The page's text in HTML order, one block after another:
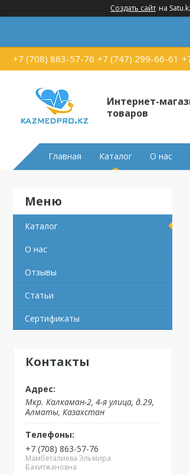
Создать сайт на
+7 (708) 863-57-76 +7 (747) 299-66-61
Интернет-
товаров
Главная Каталог О нас
Каталог
О нас
Отзывы
Статьи
Сертификаты
Контакты
Мкр. Калкаман-2, 4-я улица, д.29,
Алматы, Казахстан
+7 (708) 863-57-76
Мамбеталиева Эльмира
Бахитжановна